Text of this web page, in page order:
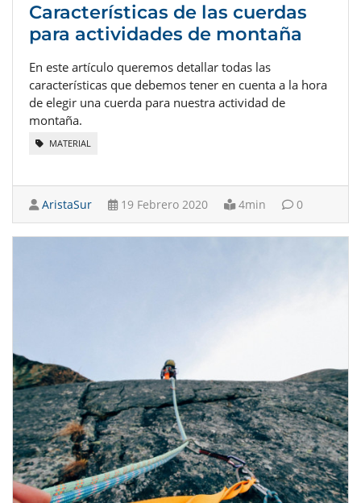
Características de las cuerdas
para actividades de montaña
En este artículo queremos detallar todas las
características que debemos tener en cuenta a la hora
de elegir una cuerda para nuestra actividad de
montaña.
MATERIAL
AristaSur 19 Febrero 2020 4min 0